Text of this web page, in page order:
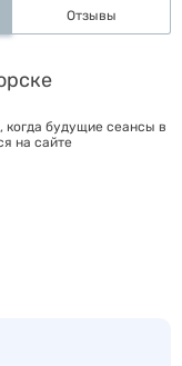
Отзывы
когда будущие сеансы в
на сайте